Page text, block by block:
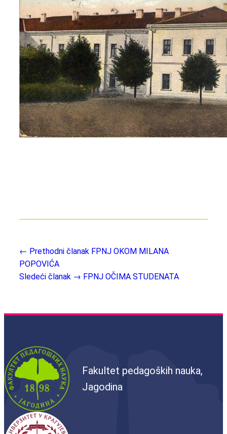
← Prethodni članak FPNJ OKOM MILANA
POPOVIĆA
Sledeći članak → FPNJ OČIMA STUDENATA
Fakultet pedagoških nauka,
Jagodina